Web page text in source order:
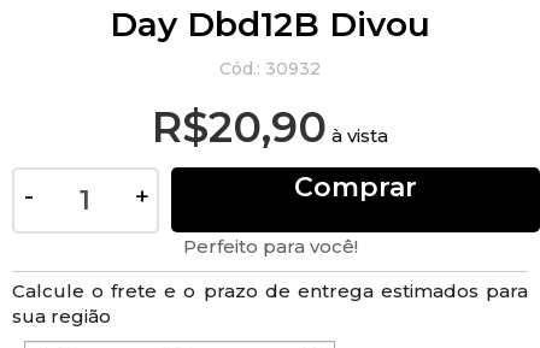
Day Dbd12B Divou
Cód.: 30932
R$20,90 à vista
+
- Comprar
Perfeito para você!
Calcule o frete e o prazo de entrega estimados para
sua região